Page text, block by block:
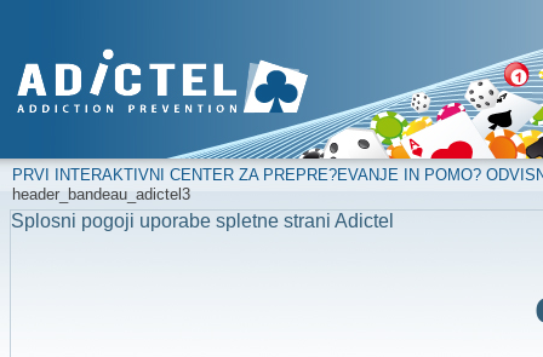
PRVI INTERAKTIVNI CENTER ZA PREPRE?EVANJE IN POMO?
header_bandeau_adictel3
Splosni pogoji uporabe spletne strani Adictel